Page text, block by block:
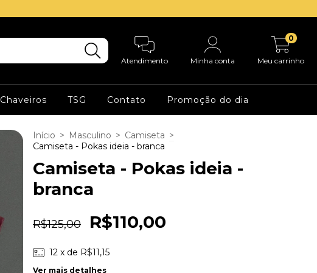
Atendimento Minha conta Meu carrinho
0
Chaveiros TSG Contato Promoção do dia
Início > Masculino > Camiseta >
Camiseta - Pokas ideia - branca
Camiseta - Pokas ideia -
branca
R$125,00 R$110,00
12 x de R$11,15
Ver mais detalhes